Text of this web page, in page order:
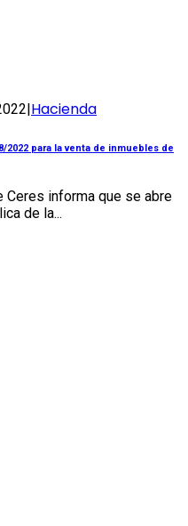
|Hacienda
2022 para la venta de inmuebles de
Ceres informa que se abre
de la...